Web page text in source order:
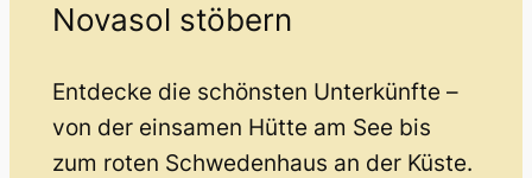
Novasol stöbern
Entdecke die schönsten Unterkünfte –
von der einsamen Hütte am See bis
zum roten Schwedenhaus an der Küste.